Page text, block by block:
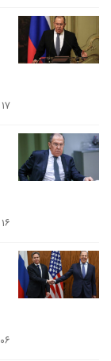
۱۷ اسفند ۱۴۰۰
۱۶ اسفند ۱۴۰۰
۰۶ بهمن ۱۴۰۰